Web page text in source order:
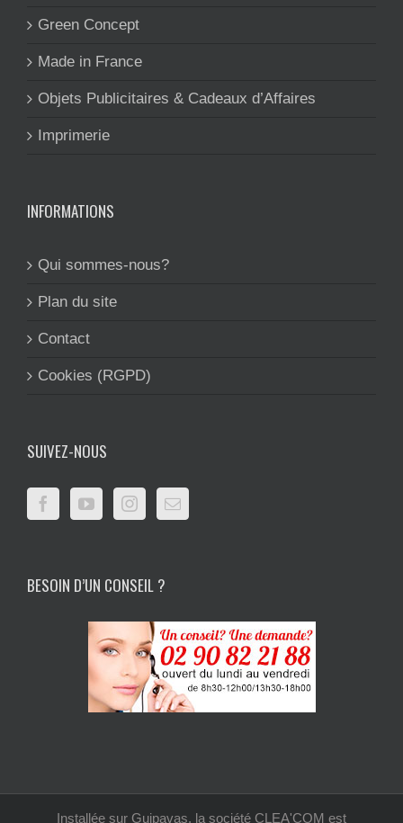
Green Concept
Made in France
Objets Publicitaires & Cadeaux d’Affaires
Imprimerie
INFORMATIONS
Qui sommes-nous?
Plan du site
Contact
Cookies (RGPD)
SUIVEZ-NOUS
BESOIN D’UN CONSEIL ?
Installée sur Guipavas, la société CLEA'COM est